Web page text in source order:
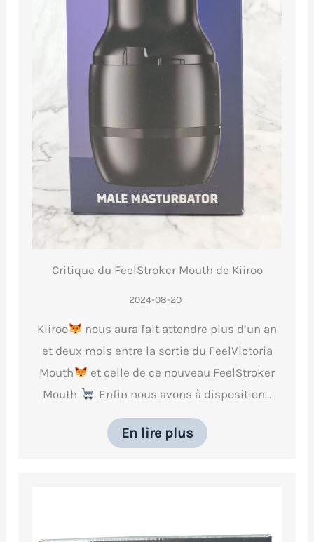
Critique du FeelStroker Mouth de Kiiroo
2024-08-20
Kiiroo
nous aura fait attendre plus d’un an
et deux mois entre la sortie du FeelVictoria
Mouth
et celle de ce nouveau FeelStroker
Mouth
. Enfin nous avons à disposition…
En lire plus